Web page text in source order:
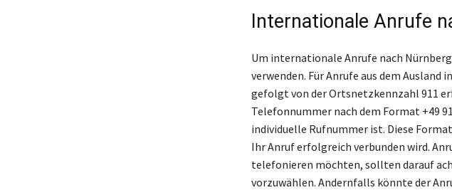
Internationale Anrufe
Um internationale Anrufe nach
verwenden. Für Anrufe aus dem Ausland
gefolgt von der Ortsnetzkennzahl 911
Telefonnummer nach dem Format +49
individuelle Rufnummer ist. Diese
Ihr Anruf erfolgreich verbunden wird.
telefonieren möchten, sollten darauf
vorzuwählen. Andernfalls könnte der